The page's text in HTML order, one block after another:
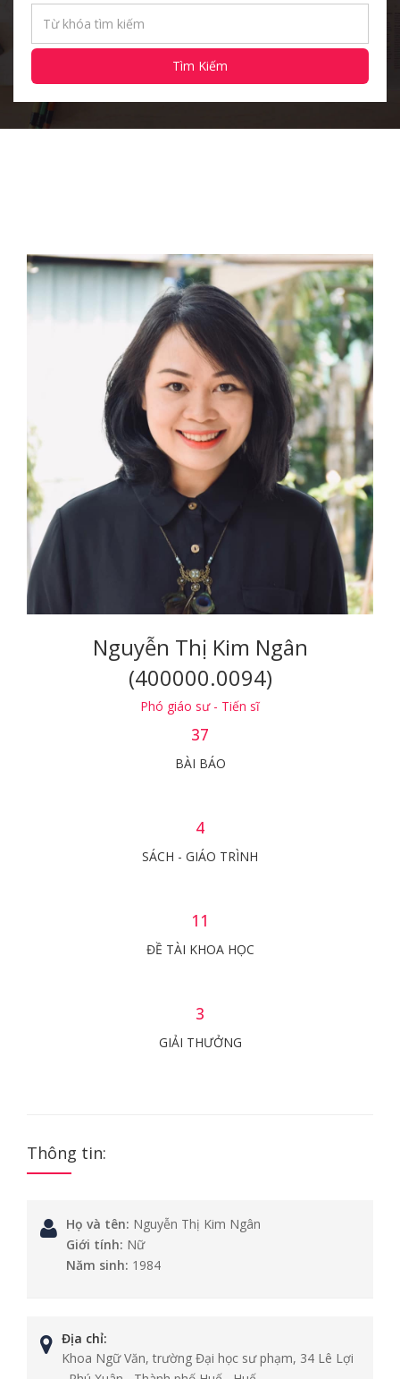
Tìm Kiếm
Nguyễn Thị Kim Ngân
(400000.0094)
Phó giáo sư - Tiến sĩ
37
BÀI BÁO
4
SÁCH - GIÁO TRÌNH
11
ĐỀ TÀI KHOA HỌC
3
GIẢI THƯỞNG
Thông tin:
Họ và tên: Nguyễn Thị Kim Ngân
Giới tính: Nữ
Năm sinh: 1984
Địa chỉ:
Khoa Ngữ Văn, trường Đại học sư phạm, 34 Lê Lợi